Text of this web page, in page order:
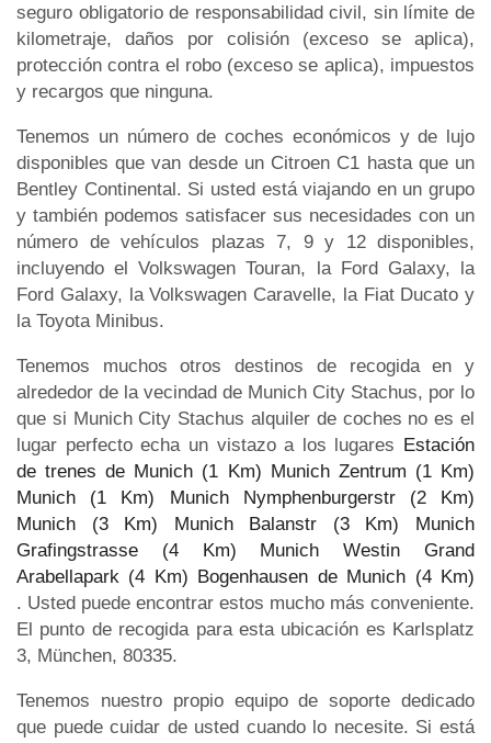
seguro obligatorio de responsabilidad civil, sin límite de
kilometraje, daños por colisión (exceso se aplica),
protección contra el robo (exceso se aplica), impuestos
y recargos que ninguna.
Tenemos un número de coches económicos y de lujo
disponibles que van desde un Citroen C1 hasta que un
Bentley Continental. Si usted está viajando en un grupo
y también podemos satisfacer sus necesidades con un
número de vehículos plazas 7, 9 y 12 disponibles,
incluyendo el Volkswagen Touran, la Ford Galaxy, la
Ford Galaxy, la Volkswagen Caravelle, la Fiat Ducato y
la Toyota Minibus.
Tenemos muchos otros destinos de recogida en y
alrededor de la vecindad de Munich City Stachus, por lo
que si Munich City Stachus alquiler de coches no es el
lugar perfecto echa un vistazo a los lugares Estación
de trenes de Munich (1 Km) Munich Zentrum (1 Km)
Munich (1 Km)
Munich Nymphenburgerstr (2 Km)
Munich (3 Km)
Munich Balanstr (3 Km)
Munich
Grafingstrasse (4 Km)
Munich Westin Grand
Arabellapark (4 Km) Bogenhausen de Munich (4 Km)
. Usted puede encontrar estos mucho más conveniente.
El punto de recogida para esta ubicación es Karlsplatz
3, München, 80335.
Tenemos nuestro propio equipo de soporte dedicado
que puede cuidar de usted cuando lo necesite. Si está